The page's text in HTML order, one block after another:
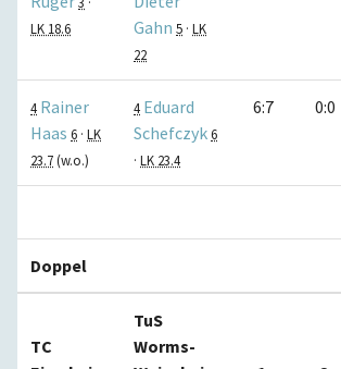
LK 18.6
Gahn 5 · LK
22
4 Rainer
Haas 6 · LK
23.7(w.o.)
4 Eduard
Schefczyk6
· LK 23.4
6:7 0:0
Doppel
TC
TuS
Worms-